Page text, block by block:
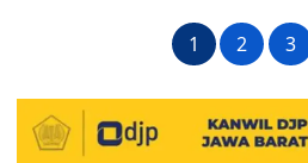
1 2 3